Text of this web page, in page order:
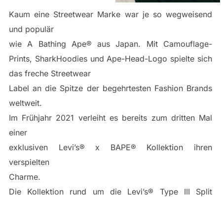
Kaum eine Streetwear Marke war je so wegweisend
und populär
wie A Bathing Ape® aus Japan. Mit Camouflage-
Prints, SharkHoodies und Ape-Head-Logo spielte sich
das freche Streetwear
Label an die Spitze der begehrtesten Fashion Brands
weltweit.
Im Frühjahr 2021 verleiht es bereits zum dritten Mal
einer
exklusiven Levi’s® x BAPE® Kollektion ihren
verspielten
Charme.
Die Kollektion rund um die Levi’s® Type III Split